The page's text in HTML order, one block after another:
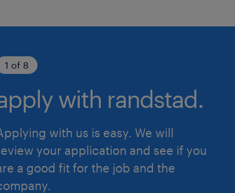
1 of 8
with randstad.
with us is easy. We will
your application and see if you
a good fit for the job and the